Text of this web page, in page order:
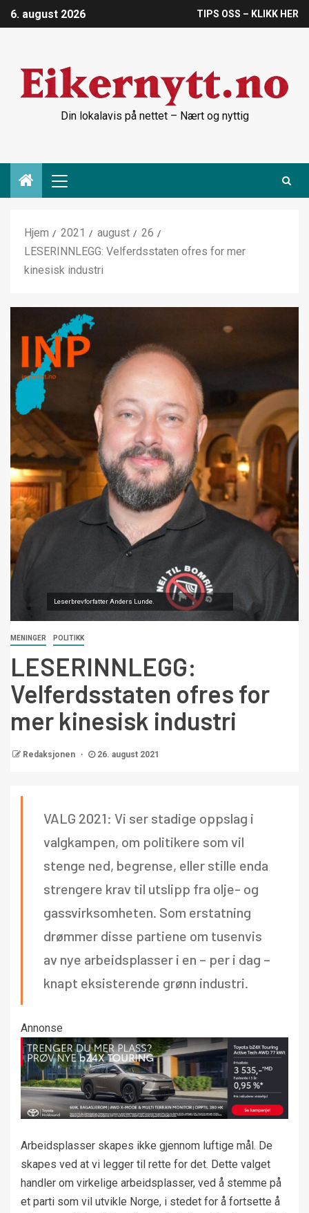
6. august 2026 TIPS OSS – KLIKK HER
Din lokalavis på nettet – Nært og nyttig
Hjem 2021 august
26
LESERINNLEGG: Velferdsstaten ofres for mer
kinesisk industri
Leserbrevforfatter Anders Lunde.
MENINGER POLITIKK
LESERINNLEGG:
Velferdsstaten ofres for
mer kinesisk industri
Redaksjonen 26. august 2021
VALG 2021: Vi ser stadige oppslag i
valgkampen, om politikere som vil
stenge ned, begrense, eller stille enda
strengere krav til utslipp fra olje- og
gassvirksomheten. Som erstatning
drømmer disse partiene om tusenvis
av nye arbeidsplasser i en – per i dag –
knapt eksisterende grønn industri.
Annonse
Arbeidsplasser skapes ikke gjennom luftige mål. De
skapes ved at vi legger til rette for det. Dette valget
handler om virkelige arbeidsplasser, ved å stemme på
et parti som vil utvikle Norge, i stedet for å fortsette å